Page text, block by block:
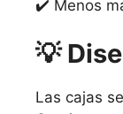
✔️ Menos
💡
Las cajas